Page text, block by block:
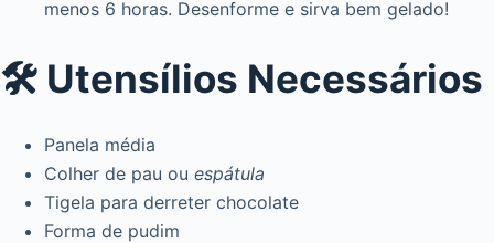
menos 6 horas. Desenforme e sirva bem gelado!
🛠️ Utensílios Necessários
Panela média
Colher de pau ou espátula
Tigela para derreter chocolate
Forma de pudim